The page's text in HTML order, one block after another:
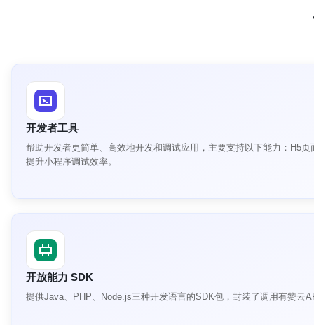
开发者工具
帮助开发者更简单、高效地开发和调试应用，主要支持以下能力：H5
提升小程序调试效率。
开放能力 SDK
提供Java、PHP、Node.js三种开发语言的SDK包，封装了调用有赞